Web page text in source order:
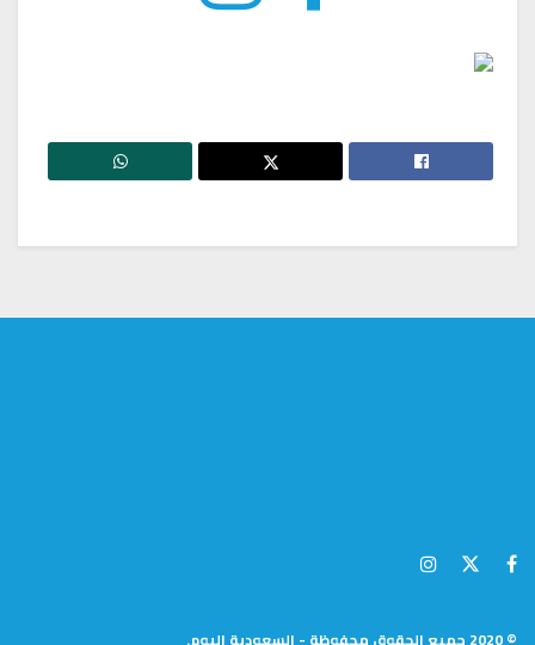
© 2020 جميع الحقوق محفوظة - السعودية اليوم.